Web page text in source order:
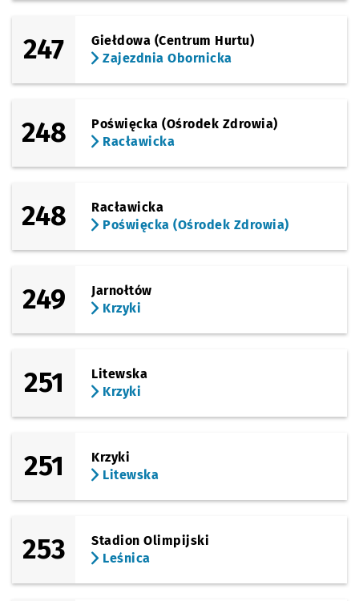
247
Giełdowa (Centrum Hurtu)
Zajezdnia Obornicka
248
Poświęcka (Ośrodek Zdrowia)
Racławicka
248
Racławicka
Poświęcka (Ośrodek Zdrowia)
249
Jarnołtów
Krzyki
251
Litewska
Krzyki
251
Krzyki
Litewska
253
Stadion Olimpijski
Leśnica